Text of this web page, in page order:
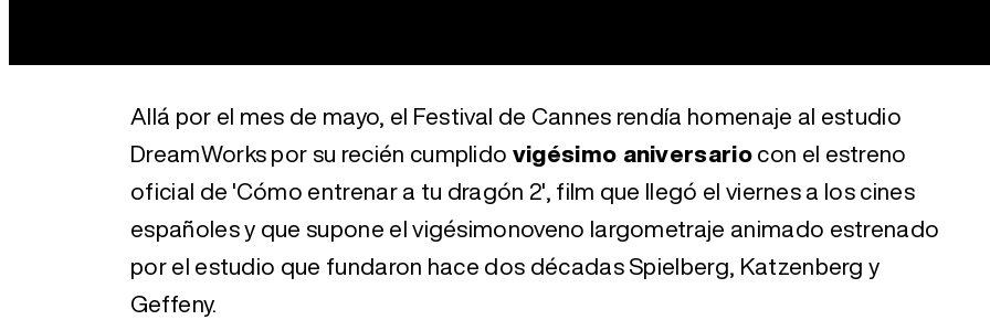
Allá por el mes de mayo, el Festival de Cannes rendía homenaje al estudio
DreamWorks por su recién cumplidovigésimo aniversariocon el estreno
oficial de 'Cómo entrenar a tu dragón 2', film que llegó el viernes a los cines
españoles y que supone el vigésimonoveno largometraje animado estrenado
por el estudio que fundaron hace dos décadas Spielberg, Katzenberg y
Geffeny.